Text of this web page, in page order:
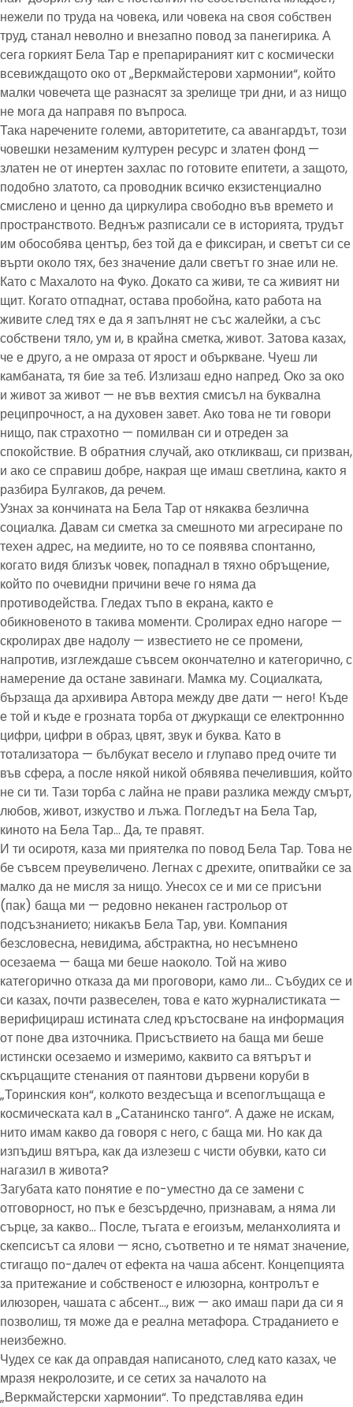
нежели по труда на човека, или човека на своя собствен
труд, станал неволно и внезапно повод за панегирика. А
сега горкият Бела Тар е препарираният кит с космически
всевиждащото око от „Веркмайстерови хармонии“, който
малки човечета ще разнасят за зрелище три дни, и аз нищо
не мога да направя по въпроса.
Така наречените големи, авторитетите, са авангардът, този
човешки незаменим културен ресурс и златен фонд —
златен не от инертен захлас по готовите епитети, а защото,
подобно златото, са проводник всичко екзистенциално
смислено и ценно да циркулира свободно във времето и
пространството. Веднъж разписали се в историята, трудът
им обособява център, без той да е фиксиран, и светът си се
върти около тях, без значение дали светът го знае или не.
Като с Махалото на Фуко. Докато са живи, те са живият ни
щит. Когато отпаднат, остава пробойна, като работа на
живите след тях е да я запълнят не със жалейки, а със
собствени тяло, ум и, в крайна сметка, живот. Затова казах,
че е друго, а не омраза от ярост и объркване. Чуеш ли
камбаната, тя бие за теб. Излизаш едно напред. Око за око
и живот за живот — не във вехтия смисъл на буквална
реципрочност, а на духовен завет. Ако това не ти говори
нищо, пак страхотно — помилван си и отреден за
спокойствие. В обратния случай, ако откликваш, си призван,
и ако се справиш добре, накрая ще имаш светлина, както я
разбира Булгаков, да речем.
Узнах за кончината на Бела Тар от някаква безлична
социалка. Давам си сметка за смешното ми агресиране по
техен адрес, на медиите, но то се появява спонтанно,
когато видя близък човек, попаднал в тяхно обръщение,
който по очевидни причини вече го няма да
противодейства. Гледах тъпо в екрана, както е
обикновеното в такива моменти. Сролирах едно нагоре —
скролирах две надолу — известието не се промени,
напротив, изглеждаше съвсем окончателно и категорично, с
намерение да остане завинаги. Мамка му. Социалката,
бързаща да архивира Автора между две дати — него! Къде
е той и къде е грозната торба от джуркащи се електроннно
цифри, цифри в образ, цвят, звук и буква. Като в
тотализатора — бълбукат весело и глупаво пред очите ти
във сфера, а после някой никой обявява печелившия, който
не си ти. Тази торба с лайна не прави разлика между смърт,
любов, живот, изкуство и лъжа. Погледът на Бела Тар,
киното на Бела Тар… Да, те правят.
И ти осиротя, каза ми приятелка по повод Бела Тар. Това не
бе съвсем преувеличено. Легнах с дрехите, опитвайки се за
малко да не мисля за нищо. Унесох се и ми се присъни
(пак) баща ми — редовно неканен гастрольор от
подсъзнанието; никакъв Бела Тар, уви. Компания
безсловесна, невидима, абстрактна, но несъмнено
осезаема — баща ми беше наоколо. Той на живо
категорично отказа да ми проговори, камо ли… Събудих се и
си казах, почти развеселен, това е като журналистиката —
верифицираш истината след кръстосване на информация
от поне два източника. Присъствието на баща ми беше
истински осезаемо и измеримо, каквито са вятърът и
скърцащите стенания от паянтови дървени коруби в
„Торинския кон“, колкото вездесъща и всепоглъщаща е
космическата кал в „Сатанинско танго“. А даже не искам,
нито имам какво да говоря с него, с баща ми. Но как да
изпъдиш вятъра, как да излезеш с чисти обувки, като си
нагазил в живота?
Загубата като понятие е по-уместно да се замени с
отговорност, но пък е безсърдечно, признавам, а няма ли
сърце, за какво… После, тъгата е егоизъм, меланхолията и
скепсисът са ялови — ясно, съответно и те нямат значение,
стигащо по-далеч от ефекта на чаша абсент. Концепцията
за притежание и собственост е илюзорна, контролът е
илюзорен, чашата с абсент…, виж — ако имаш пари да си я
позволиш, тя може да е реална метафора. Страданието е
неизбежно.
Чудех се как да оправдая написаното, след като казах, че
мразя некролозите, и се сетих за началото на
„Веркмайстерски хармонии“. То представлява един